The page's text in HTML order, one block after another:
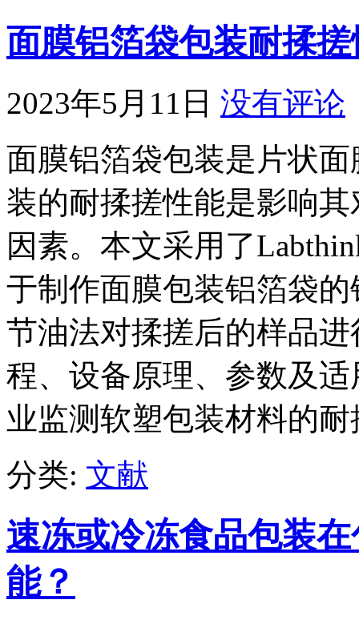
面膜铝箔袋包装耐揉
2023年5月11日 没有评论
面膜铝箔袋包装是片状
装的耐揉搓性能是影响
因素。本文采用了
于制作面膜包装铝箔袋
节油法对揉搓后的样品
程、设备原理、参数及
业监测软塑包装材料的
分类: 文献
速冻或冷冻食品包装
能？